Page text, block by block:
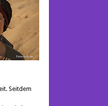
Seitdem